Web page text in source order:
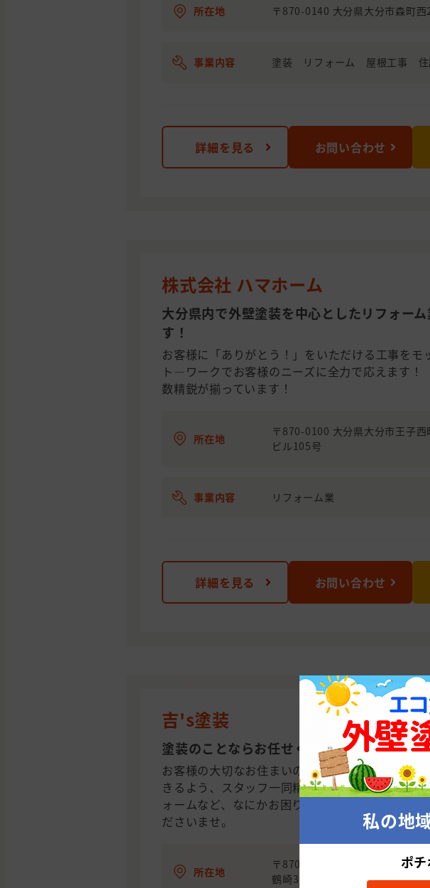
所在地 〒870-0140 大分県大分市森町
事業内容 塗装 リフォーム 屋根工事 住
詳細を見る お問い合わせ
株式会社 ハマホーム
大分県内で外壁塗装を中心としたリフォー
す！
お客様に「ありがとう！」をいただける工事をモ
ト―ワークでお客様のニーズに全力で応えます
数精鋭が揃っています！
所在地
〒870-0100 大分県大分市王子
ビル105号
事業内容 リフォーム業
詳細を見る お問い合わせ
吉's塗装
塗装のことならお任せください！
お客様の大切なお住まいのため、お客様のご要望
きるよう、スタッフ一同精一杯対応させていただ
ォームなど、なにかお困りごとがございましたら
ださいませ。
所在地
〒870-0105 大分県大分市西鶴
鶴崎308
私の地
ポ